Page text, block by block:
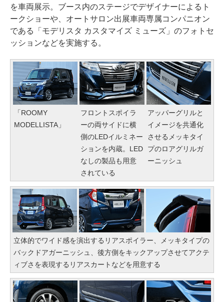
を車両展示。ブース内のステージでデザイナーによるト
ークショーや、オートサロン出展車両専属コンパニオン
である「モデリスタ カスタマイズ ミューズ」のフォトセ
ッションなどを実施する。
「ROOMY
MODELLISTA」
フロントスポイラ
ーの両サイドに横
側のLEDイルミネー
ションを内蔵。LED
なしの製品も用意
されている
アッパーグリルと
イメージを共通化
させるメッキタイ
プのロアグリルガ
ーニッシュ
立体的でワイド感を演出するリアスポイラー、メッキタイプの
バックドアガーニッシュ、後方側をキックアップさせてアクテ
ィブさを表現するリアスカートなどを用意する